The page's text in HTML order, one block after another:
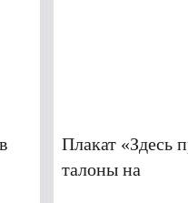
Плакат «Здесь
талоны на